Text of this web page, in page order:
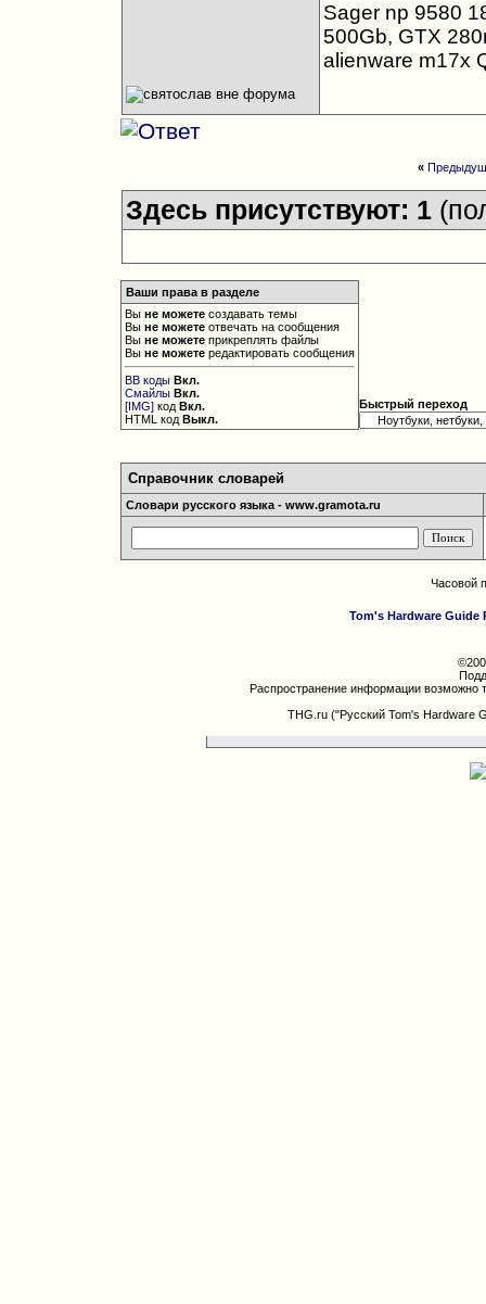
Sager np 9580
500Gb, GTX
alienware m17x
«
Здесь присутствуют: 1
Ваши права в разделе
Выне можете создавать темы
Выне можете отвечать на сообщения
Выне можете прикреплять файлы
Выне можете редактировать сообщения
BB коды Вкл.
Смайлы Вкл.
[IMG] кодВкл.
HTML кодВыкл.
Быстрый переход
Справочник словарей
Словари русского языка - www.gramota.ru
Часовой
Tom's Hardware Guide
Распространение информации возможно
THG.ru ("Русский Tom's Hardware